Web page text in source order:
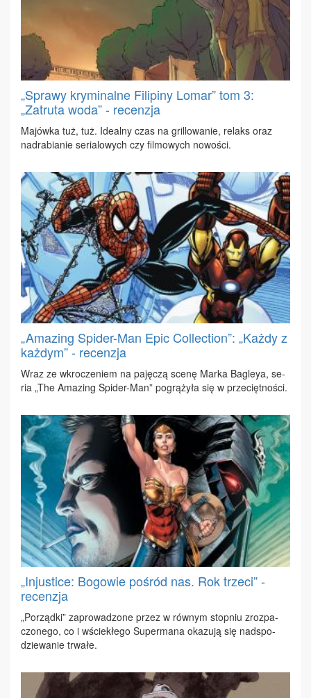
„Sprawy kryminalne Filipiny Lomar” tom 3:
„Zatruta woda” - recenzja
Ma­jów­ka tuż, tuż. Ide­al­ny czas na gril­lo­wa­nie, re­laks oraz
nad­ra­bia­nie se­ria­lo­wych czy fil­mo­wych no­wo­ści.
„Amazing Spider-Man Epic Collection”: „Każdy z
każdym” - recenzja
Wraz ze wkro­cze­niem na pa­ję­czą sce­nę Mar­ka Ba­gleya, se­
ria „The Ama­zing Spi­der-Man” po­grą­ży­ła się w prze­cięt­no­ści.
„Injustice: Bogowie pośród nas. Rok trzeci” -
recenzja
„Po­rząd­ki” za­pro­wa­dzo­ne przez w rów­nym stop­niu zroz­pa­
czo­ne­go, co i wście­kłe­go Su­per­ma­na oka­zu­ją się nad­spo­
dzie­wa­nie trwa­łe.